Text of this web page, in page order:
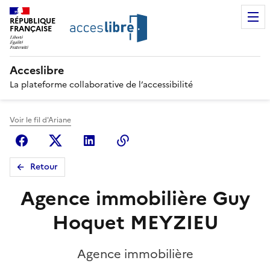
RÉPUBLIQUE
FRANÇAISE
Acceslibre
La plateforme collaborative de l’accessibilité
Voir le fil d'Ariane
FacebookX (anciennement Twitter)
Linkedin
Retour
Agence immobilière Guy
Hoquet MEYZIEU
Agence immobilière